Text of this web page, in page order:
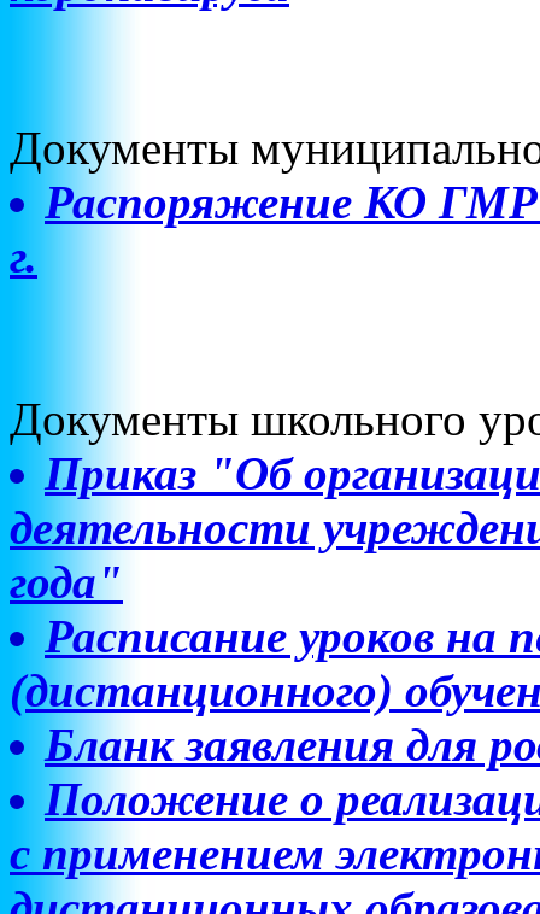
Документы
Распоряжение КО ГМР
г.
Документы школьного
Приказ "Об
деятельности
года"
Расписание уроков на
(дистанционного)
Бланк заявления для
Положение о
с применением